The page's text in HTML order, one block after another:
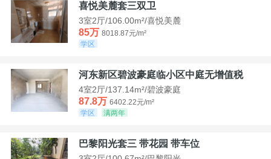
喜悦美麓套三双卫
3室2厅/106.00m²/喜悦美麓
85万 8018.87元/m²
学区
河东新区碧波豪庭临小区中庭无增值税
4室2厅/137.14m²/碧波豪庭
87.8万 6402.22元/m²
学区
满两年
巴黎阳光套三 带花园 带车位